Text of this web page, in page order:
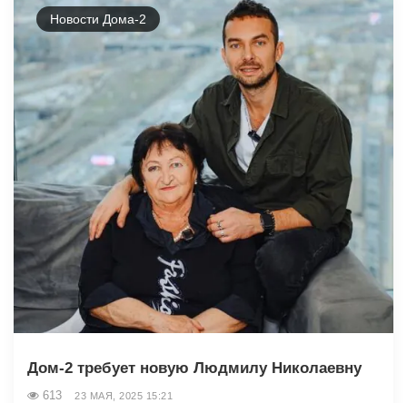
Новости Дома-2
Дом-2 требует новую Людмилу Николаевну
613 23 МАЯ, 2025 15:21